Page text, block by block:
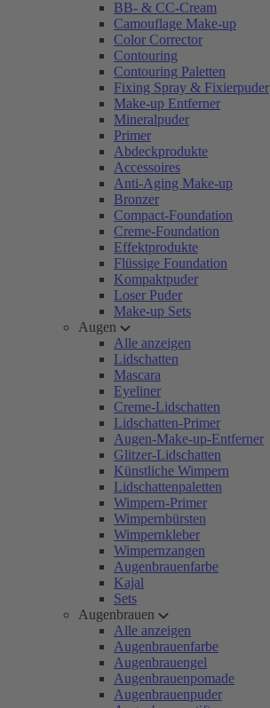
BB- & CC-Cream
Camouflage Make-up
Color Corrector
Contouring
Contouring Paletten
Fixing Spray & Fixierpuder
Make-up Entferner
Mineralpuder
Primer
Abdeckprodukte
Accessoires
Anti-Aging Make-up
Bronzer
Compact-Foundation
Creme-Foundation
Effektprodukte
Flüssige Foundation
Kompaktpuder
Loser Puder
Make-up Sets
Augen
Alle anzeigen
Lidschatten
Mascara
Eyeliner
Creme-Lidschatten
Lidschatten-Primer
Augen-Make-up-Entferner
Glitzer-Lidschatten
Künstliche Wimpern
Lidschattenpaletten
Wimpern-Primer
Wimpernbürsten
Wimpernkleber
Wimpernzangen
Augenbrauenfarbe
Kajal
Sets
Augenbrauen
Alle anzeigen
Augenbrauenfarbe
Augenbrauengel
Augenbrauenpomade
Augenbrauenpuder